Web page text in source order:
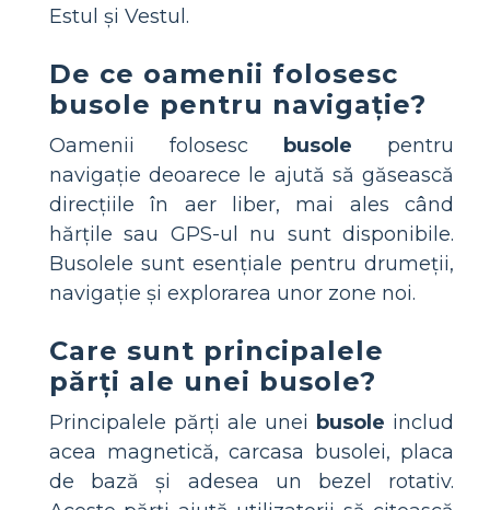
Estul și Vestul.
De ce oamenii folosesc
busole pentru navigație?
Oamenii folosesc busole pentru
navigație deoarece le ajută să găsească
direcțiile în aer liber, mai ales când
hărțile sau GPS-ul nu sunt disponibile.
Busolele sunt esențiale pentru drumeții,
navigație și explorarea unor zone noi.
Care sunt principalele
părți ale unei busole?
Principalele părți ale unei busole includ
acea magnetică, carcasa busolei, placa
de bază și adesea un bezel rotativ.